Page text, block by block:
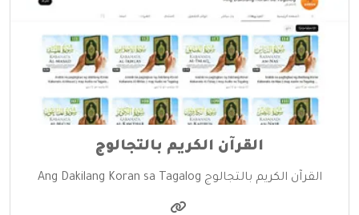
القرآن الكريم بالتجالوج
القرآن الكريم بالتجالوج Ang Dakilang Koran sa Tagalog